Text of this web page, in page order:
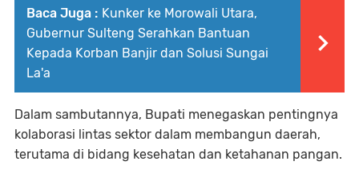
Baca Juga : Kunker ke Morowali Utara,
Gubernur Sulteng Serahkan Bantuan
Kepada Korban Banjir dan Solusi Sungai
La'a
Dalam sambutannya, Bupati menegaskan pentingnya
kolaborasi lintas sektor dalam membangun daerah,
terutama di bidang kesehatan dan ketahanan pangan.